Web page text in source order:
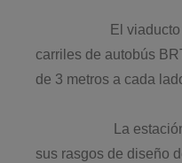
El viaducto
carriles de autobús
de 3 metros a cada
La estación de
sus rasgos de diseño